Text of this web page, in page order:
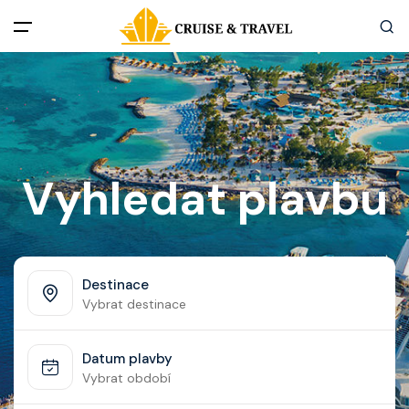
Menu
Akční nabídky
Destinace
Zážitky z plaveb
Užitečné informace
Často kladené otázky
Články
Vyhledat plavbu
Destinace
Vybrat destinace
Datum plavby
Vybrat období